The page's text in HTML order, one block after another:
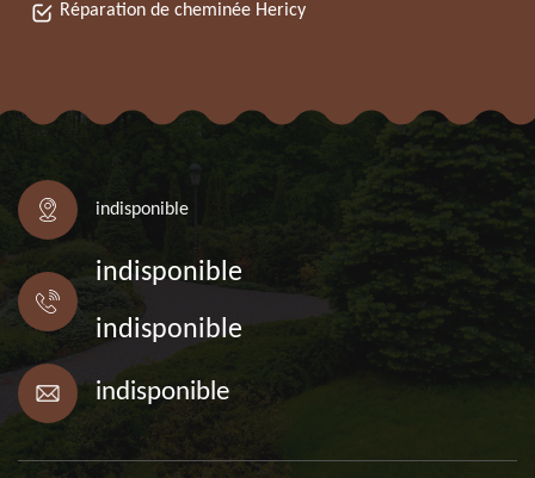
Réparation de cheminée Hericy
indisponible
indisponible
indisponible
indisponible